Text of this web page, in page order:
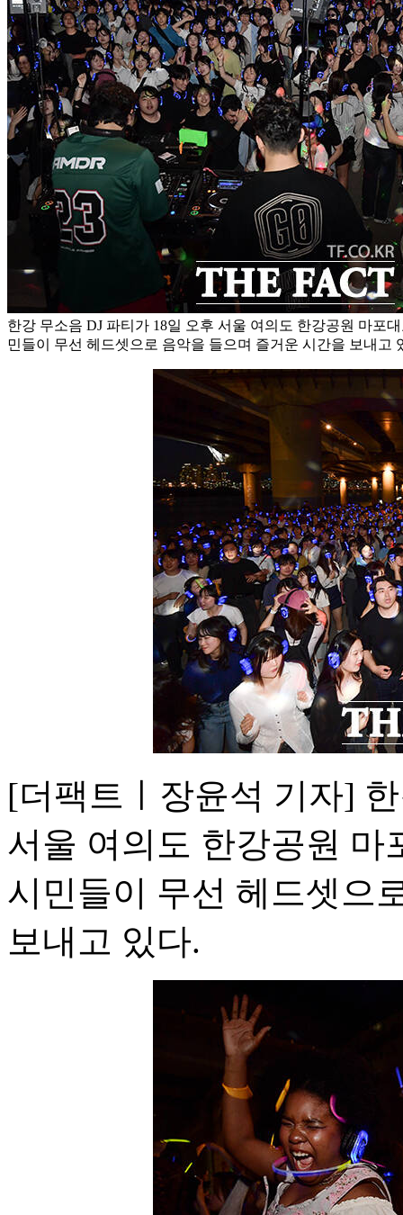
한강 무소음 DJ 파티가 18일 오후 서울 여의도 한강공원 마포
민들이 무선 헤드셋으로 음악을 들으며 즐거운 시간을 보내고
[더팩트ㅣ장윤석 기자]
서울 여의도 한강공원 마
시민들이 무선 헤드셋으
보내고 있다.